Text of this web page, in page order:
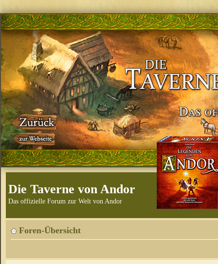
Die Taverne von Andor
Das offizielle Forum zur Welt von Andor
Foren-Übersicht